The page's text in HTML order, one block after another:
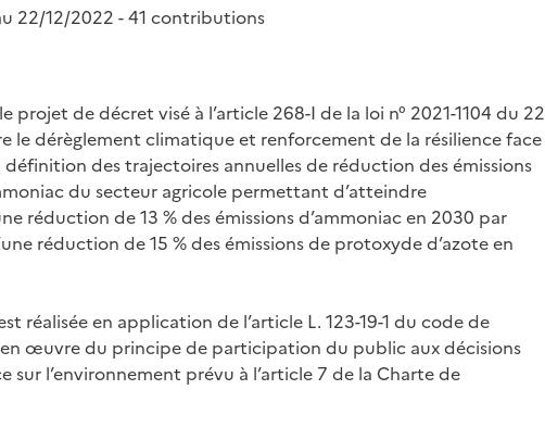
22/12/2022 - 41 contributions
de décret visé à l’article 268-I de la loi n° 2021-1104 du 22
le dérèglement climatique et renforcement de la résilience face
définition des trajectoires annuelles de réduction des émissions
du secteur agricole permettant d’atteindre
réduction de 13 % des émissions d’ammoniac en 2030 par
réduction de 15 % des émissions de protoxyde d’azote en
réalisée en application de l’article L. 123-19-1 du code de
en œuvre du principe de participation du public aux décisions
l’environnement prévu à l’article 7 de la Charte de